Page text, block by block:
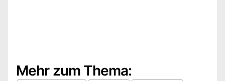
Mehr zum Thema: